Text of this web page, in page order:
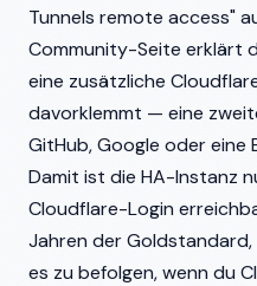
Tunnels remote access"
Community-Seite erklärt
eine zusätzliche
davorklemmt — eine
GitHub, Google oder eine
Damit ist die HA-Instanz
Cloudflare-Login
Jahren der
es zu befolgen, wenn du